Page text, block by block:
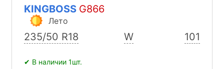
KINGBOSS G866
Лето
235/50 R18 W 101
✔ В наличии 1шт.